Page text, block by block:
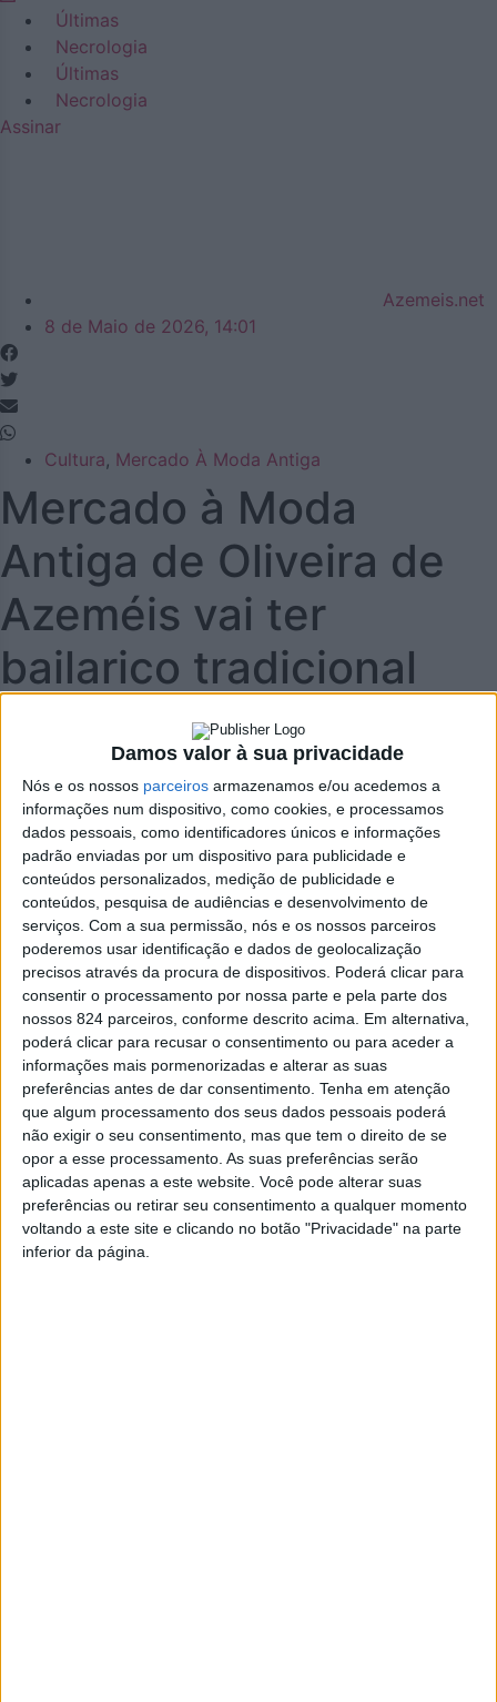
Damos valor à sua privacidade
Nós e os nossos parceiros armazenamos e/ou acedemos a
informações num dispositivo, como cookies, e processamos
dados pessoais, como identificadores únicos e informações
padrão enviadas por um dispositivo para publicidade e
conteúdos personalizados, medição de publicidade e
conteúdos, pesquisa de audiências e desenvolvimento de
serviços. Com a sua permissão, nós e os nossos parceiros
poderemos usar identificação e dados de geolocalização
precisos através da procura de dispositivos. Poderá clicar para
consentir o processamento por nossa parte e pela parte dos
nossos 824 parceiros, conforme descrito acima. Em alternativa,
poderá clicar para recusar o consentimento ou para aceder a
informações mais pormenorizadas e alterar as suas
preferências antes de dar consentimento. Tenha em atenção
que algum processamento dos seus dados pessoais poderá
não exigir o seu consentimento, mas que tem o direito de se
opor a esse processamento. As suas preferências serão
aplicadas apenas a este website. Você pode alterar suas
preferências ou retirar seu consentimento a qualquer momento
voltando a este site e clicando no botão "Privacidade" na parte
inferior da página.
Últimas
Necrologia
Últimas
Necrologia
Assinar
Azemeis.net
8 de Maio de 2026, 14:01
Cultura, Mercado À Moda Antiga
Mercado à Moda
Antiga de Oliveira de
Azeméis vai ter
bailarico tradicional
> A edição de 2026 do Mercado à Moda Antiga, em
Oliveira de Azeméis, vai trazer uma das grandes
novidades deste ano: o novo espaço “Vamos ao Bailarico”,
dedicado à animação popular e às tradições portuguesas.
Azemeis.net
8 de Maio de 2026, 14:01